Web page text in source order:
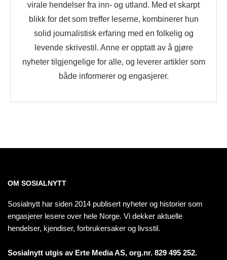
virale hendelser fra inn- og utland. Med et skarpt
blikk for det som treffer leserne, kombinerer hun
solid journalistisk erfaring med en folkelig og
levende skrivestil. Anne er opptatt av å gjøre
nyheter tilgjengelige for alle, og leverer artikler som
både informerer og engasjerer.
OM SOSIALNYTT
Sosialnytt har siden 2014 publisert nyheter og historier som
engasjerer lesere over hele Norge. Vi dekker aktuelle
hendelser, kjendiser, forbrukersaker og livsstil.
Sosialnytt utgis av Erte Media AS, org.nr. 829 495 252.